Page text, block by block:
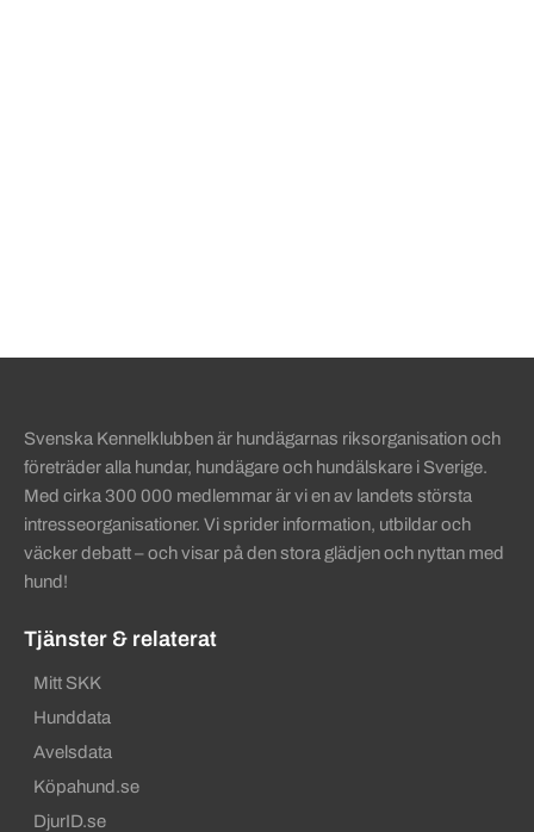
Svenska Kennelklubben är hundägarnas riksorganisation och
företräder alla hundar, hundägare och hundälskare i Sverige.
Med cirka 300 000 medlemmar är vi en av landets största
intresseorganisationer. Vi sprider information, utbildar och
väcker debatt – och visar på den stora glädjen och nyttan med
hund!
Tjänster & relaterat
Mitt SKK
Hunddata
Avelsdata
Köpahund.se
DjurID.se